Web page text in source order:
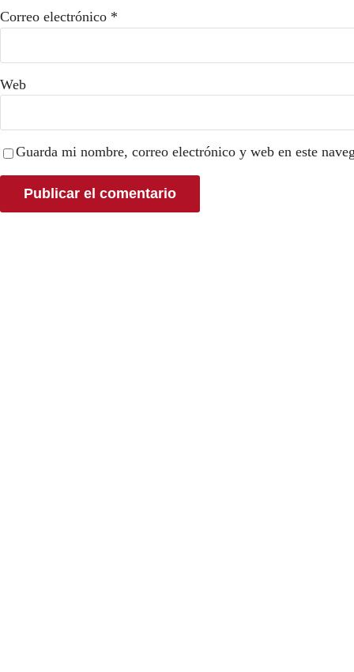
Correo electrónico *
Web
Guarda mi nombre, correo electrónico y web en este